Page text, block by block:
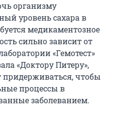
организму
уровень сахара в
медикаментозное
сильно зависит от
«Гемотест»
«Доктору Питеру»,
чтобы
процессы в
заболеванием.